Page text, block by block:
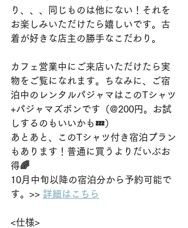
り、、、同じものは他にない！それを
お楽しみいただけたら嬉しいです。古
着が好きな店主の勝手なこだわり。
カフェ営業中にご来店いただけたら実
物をご覧になれます。ちなみに、ご宿
泊中のレンタルパジャマはこのTシャツ
+パジャマズボンです（@200円。お試
しするのもいいかも💤）
あとあと、このTシャツ付き宿泊プラン
もあります！普通に買うよりだいぶお
得🌈
10月中旬以降の宿泊分から予約可能で
す。>> 詳細はこちら
<仕様>